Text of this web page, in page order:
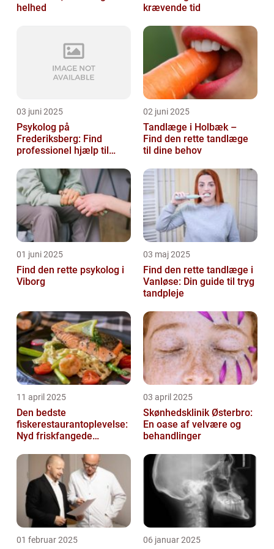
helhed
krævende tid
03 juni 2025
Psykolog på
Frederiksberg: Find
professionel hjælp til
02 juni 2025
Tandlæge i Holbæk –
Find den rette tandlæge
til dine behov
01 juni 2025
Find den rette psykolog i
Viborg
03 maj 2025
Find den rette tandlæge i
Vanløse: Din guide til tryg
tandpleje
11 april 2025
Den bedste
fiskerestaurantoplevelse:
Nyd friskfangede
03 april 2025
Skønhedsklinik Østerbro:
En oase af velvære og
behandlinger
01 februar 2025 06 januar 2025